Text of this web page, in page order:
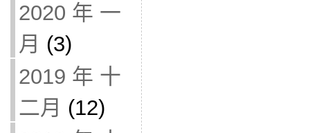
2020 年 一
月 (3)
2019 年 十
二月 (12)